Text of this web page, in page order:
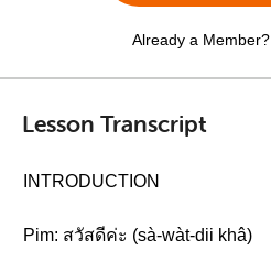
Already a Member?
Lesson Transcript
INTRODUCTION
Pim: สวัสดีค่ะ (sà-wàt-dii khâ)